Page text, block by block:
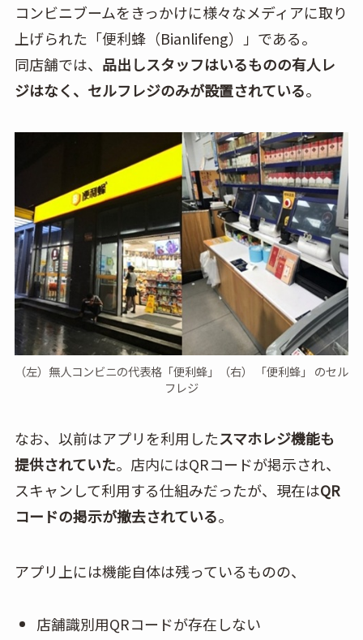
コンビニブームをきっかけに様々なメディアに取り
上げられた「便利蜂（Bianlifeng）」である。
同店舗では、 品出しスタッフはいるものの有人レ
ジはなく、セルフレジのみが設置されている。
（左）無人コンビニの代表格「便利蜂」（右） 「便利蜂」 のセル
フレジ
なお、以前はアプリを利用したスマホレジ機能も
提供されていた。店内にはQRコードが掲示され、
スキャンして利用する仕組みだったが、現在はQR
コードの掲示が撤去されている。
アプリ上には機能自体は残っているものの、
店舗識別用QRコードが存在しない